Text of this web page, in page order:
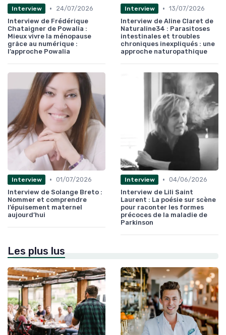
Interview •
24/07/2026
Interview de Frédérique
Chataigner de Powalia :
Mieux vivre la ménopause
grâce au numérique :
l’approche Powalia
Interview • 13/07/2026
Interview de Aline Claret de
Naturaline34 : Parasitoses
intestinales et troubles
chroniques inexpliqués : une
approche naturopathique
Interview • 01/07/2026
Interview de Solange Breto :
Nommer et comprendre
l’épuisement maternel
aujourd’hui
Interview • 04/06/2026
Interview de Lili Saint
Laurent : La poésie sur scène
pour raconter les formes
précoces de la maladie de
Parkinson
Les plus lus